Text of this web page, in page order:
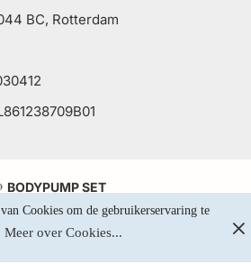
Cookies om de gebruikerservaring te
Meer over Cookies...
BC, Rotterdam
BODYPUMP SET
KOPEN